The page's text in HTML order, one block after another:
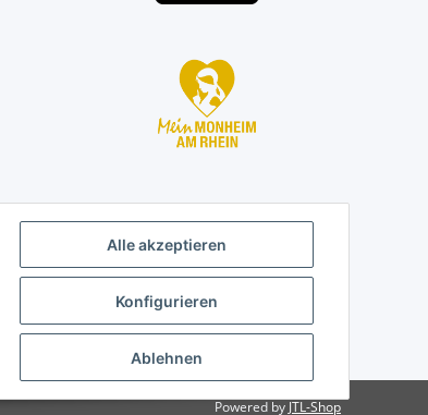
Alle akzeptieren
Konfigurieren
Ablehnen
Powered by JTL-Shop